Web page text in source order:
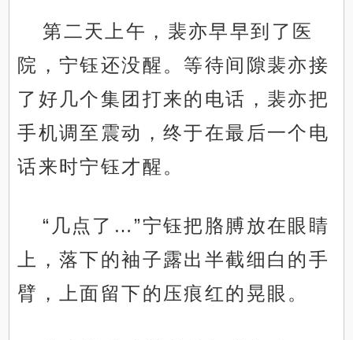
第二天上午，裴亦早早到了医
院，宁钰还没醒。等待间隙裴亦接
了好几个集团打来的电话，裴亦把
手机调至震动，终于在最后一个电
话来时宁钰才醒。
“几点了…”宁钰把胳膊放在眼睛
上，落下的袖子露出半截细白的手
臂，上面留下的压痕红的晃眼。